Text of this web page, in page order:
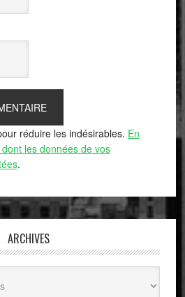
réduire les indésirables. En
les données de vos
.
ARCHIVES